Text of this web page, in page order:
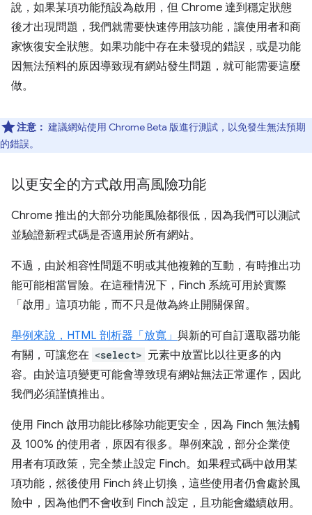
說，如果某項功能預設為啟用，但 Chrome 達到穩定狀態
後才出現問題，我們就需要快速停用該功能，讓使用者和商
家恢復安全狀態。如果功能中存在未發現的錯誤，或是功能
因無法預料的原因導致現有網站發生問題，就可能需要這麼
做。
注意： 建議網站使用 Chrome Beta 版進行測試，以免發生無法預期
的錯誤。
以更安全的方式啟用高風險功能
Chrome 推出的大部分功能風險都很低，因為我們可以測試
並驗證新程式碼是否適用於所有網站。
不過，由於相容性問題不明或其他複雜的互動，有時推出功
能可能相當冒險。在這種情況下，Finch 系統可用於實際
「啟用」 這項功能，而不只是做為終止開關保留。
舉例來說，HTML 剖析器「放寬」 與新的可自訂選取器功能
有關，可讓您在 <select> 元素中放置比以往更多的內
容。由於這項變更可能會導致現有網站無法正常運作，因此
我們必須謹慎推出。
使用 Finch 啟用功能比移除功能更安全，因為 Finch 無法觸
及 100% 的使用者，原因有很多。舉例來說，部分企業使
用者有項政策，完全禁止設定 Finch。如果程式碼中啟用某
項功能，然後使用 Finch 終止切換，這些使用者仍會處於風
險中，因為他們不會收到 Finch 設定，且功能會繼續啟用。